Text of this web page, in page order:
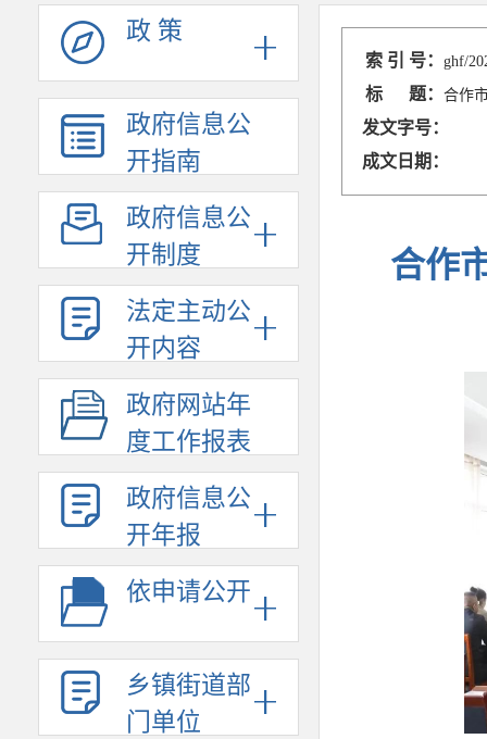
政 策
政府信息公
开指南
政府信息公
开制度
法定主动公
开内容
政府网站年
度工作报表
政府信息公
开年报
依申请公开
乡镇街道部
门单位
索 引 号：ghf/
标 题：合作
发文字号：
成文日期：
合作